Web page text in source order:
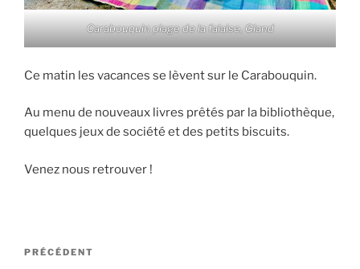
Carabouquin plage de la falaise, Gland
Ce matin les vacances se lèvent sur le Carabouquin.
Au menu de nouveaux livres prêtés par la bibliothèque,
quelques jeux de société et des petits biscuits.
Venez nous retrouver !
Navigation
Article
PRÉCÉDENT